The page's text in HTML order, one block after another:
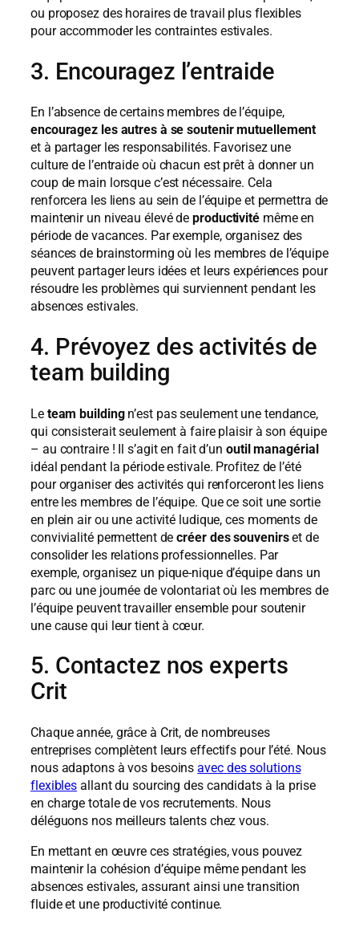
ou proposez des horaires de travail plus flexibles
pour accommoder les contraintes estivales.
3. Encouragez l’entraide
En l’absence de certains membres de l’équipe,
encouragez les autres à se soutenir mutuellement
et à partager les responsabilités. Favorisez une
culture de l’entraide où chacun est prêt à donner un
coup de main lorsque c’est nécessaire. Cela
renforcera les liens au sein de l’équipe et permettra de
maintenir un niveau élevé deproductivitémême en
période de vacances. Par exemple, organisez des
séances de brainstorming où les membres de l’équipe
peuvent partager leurs idées et leurs expériences pour
résoudre les problèmes qui surviennent pendant les
absences estivales.
4. Prévoyez des activités de
team building
Le team buildingn’est pas seulement une tendance,
qui consisterait seulement à faire plaisir à son équipe
– au contraire ! Il s’agit en fait d’un outil managérial
idéal pendant la période estivale. Profitez de l’été
pour organiser des activités qui renforceront les liens
entre les membres de l’équipe. Que ce soit une sortie
en plein air ou une activité ludique, ces moments de
convivialité permettent decréer des souvenirset de
consolider les relations professionnelles. Par
exemple, organisez un pique-nique d’équipe dans un
parc ou une journée de volontariat où les membres de
l’équipe peuvent travailler ensemble pour soutenir
une cause qui leur tient à cœur.
5. Contactez nos experts
Crit
Chaque année, grâce à Crit, de nombreuses
entreprises complètent leurs effectifs pour l’été. Nous
nous adaptons à vos besoinsavec des solutions
flexibles allant du sourcing des candidats à la prise
en charge totale de vos recrutements. Nous
déléguons nos meilleurs talents chez vous.
En mettant en œuvre ces stratégies, vous pouvez
maintenir la cohésion d’équipe même pendant les
absences estivales, assurant ainsi une transition
fluide et une productivité continue.